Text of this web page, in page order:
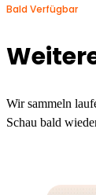
Bald Verfügbar
Wir sammeln
Schau bald